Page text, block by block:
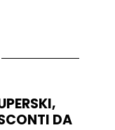
DA